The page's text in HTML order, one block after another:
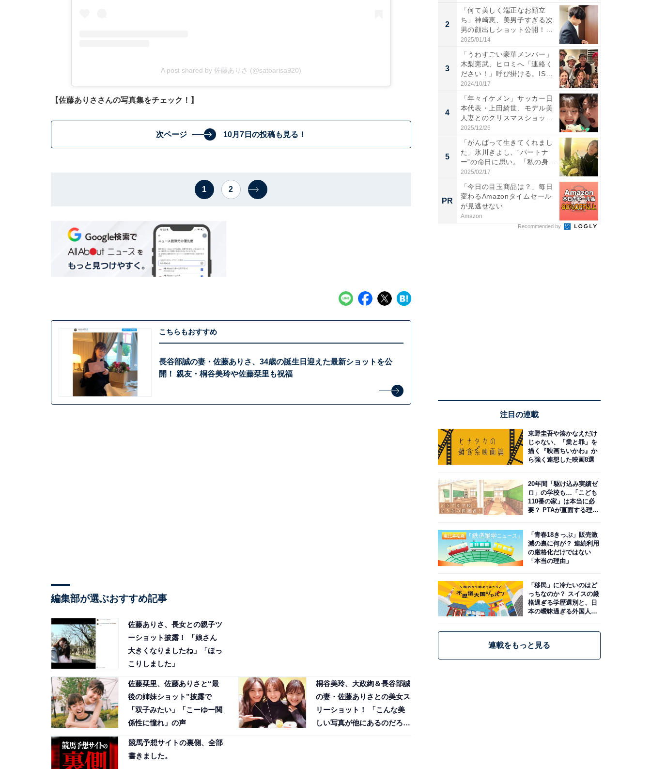
A post shared by 佐藤ありさ (@satoarisa920)
【佐藤ありささんの写真集をチェック！】
次ページ 10月7日の投稿も見る！
1 2
こちらもおすすめ
長谷部誠の妻・佐藤ありさ、34歳の誕生日迎えた最新ショットを公
開！ 親友・桐谷美玲や佐藤栞里も祝福
編集部が選ぶおすすめ記事
佐藤ありさ、長女との親子ツ
ーショット披露！ 「娘さん
大きくなりましたね」「ほっ
こりしました」
佐藤栞里、佐藤ありさと“最
後の姉妹ショット”披露で
「双子みたい」「こーゆー関
係性に憧れ」の声
桐谷美玲、大政絢＆長谷部誠
の妻・佐藤ありさとの美女ス
リーショット！ 「こんな美
しい写真が他にあるのだろう
競馬予想サイトの裏側、全部
書きました。
2
「何て美しく端正なお顔立
ち」神崎恵、美男子すぎる次
男の顔出しショット公開！
「め...
2025/01/14
3
「うわすごい豪華メンバー」
木梨憲武、ヒロミへ「連絡く
ださい！」呼び掛ける。IS
S...
2024/10/17
4
「年々イケメン」サッカー日
本代表・上田綺世、モデル美
人妻とのクリスマスショット
に...
2025/12/26
5
「がんばって生きてくれまし
た」氷川きよし、“パートナ
ー”の命日に思い。「私の身
体...
2025/02/17
PR
「今日の目玉商品は？」毎日
変わるAmazonタイムセール
が見逃せない
Amazon
Recommended by
注目の連載
東野圭吾や湊かなえだけ
じゃない、「業と罪」を
描く『映画ちいかわ』か
ら強く連想した映画8選
20年間「駆け込み実績ゼ
ロ」の学校も…「こども
110番の家」は本当に必
要？ PTAが直面する理想
「青春18きっぷ」販売激
減の裏に何が？ 連続利用
の厳格化だけではない
「本当の理由」
「移民」に冷たいのはど
っちなのか？ スイスの厳
格過ぎる学歴選別と、日
本の曖昧過ぎる外国人政
連載をもっと見る